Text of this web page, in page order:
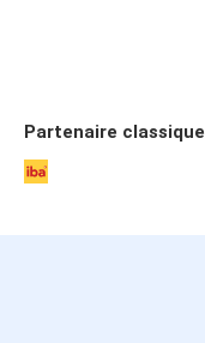
Publicare
Partenaire classique